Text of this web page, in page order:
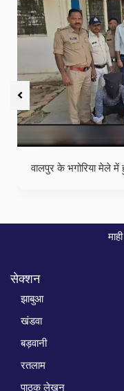
वालपुर के भगोरिया मेले में
माही की गूंज समाचार पत्र
सेक्शन
झाबुआ
खंडवा
बड़वानी
रतलाम
पाठक लेखन